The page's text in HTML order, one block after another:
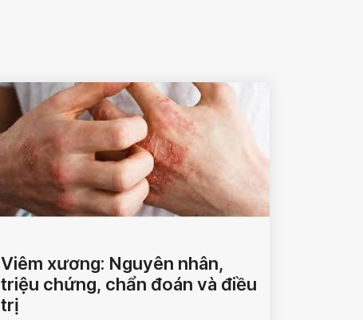
Viêm xương: Nguyên nhân,
triệu chứng, chẩn đoán và điều
trị